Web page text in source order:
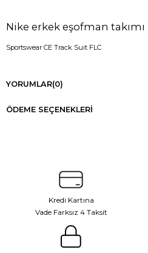
Nike erkek eşofman takımı
Sportswear CE Track Suit FLC
YORUMLAR(0)
ÖDEME SEÇENEKLERI
Kredi Kartına
Vade Farksız 4 Taksit